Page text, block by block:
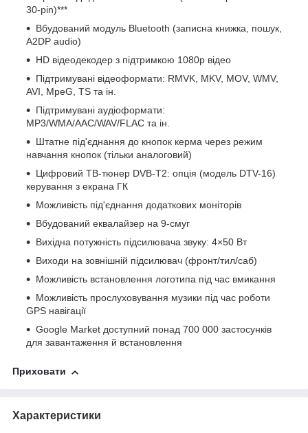
30-pin)***
Вбудований модуль Bluetooth (записна книжка, пошук,
A2DP audio)
HD відеодекодер з підтримкою 1080p відео
Підтримувані відеоформати: RMVK, MKV, MOV, WMV,
AVI, MpeG, TS та ін.
Підтримувані аудіоформати:
MP3/WMA/AAC/WAV/FLAC та ін.
Штатне під'єднання до кнопок керма через режим
навчання кнопок (тільки аналоговий)
Цифровий ТВ-тюнер DVB-T2: опція (модель DTV-16)
керування з екрана ГК
Можливість під'єднання додаткових моніторів
Вбудований еквалайзер на 9-смуг
Вихідна потужність підсилювача звуку: 4×50 Вт
Виходи на зовнішній підсилювач (фронт/тил/саб)
Можливість встановлення логотипа під час вмикання
Можливість прослуховування музики під час роботи
GPS навігації
Google Market доступний понад 700 000 застосунків
для завантаження й встановлення
Приховати
Характеристики